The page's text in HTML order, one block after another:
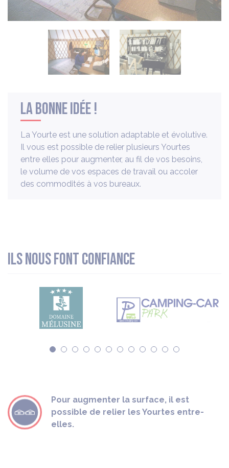
La bonne idée !
La Yourte est une solution adaptable et évolutive.
Il vous est possible de relier plusieurs Yourtes
entre elles pour augmenter, au fil de vos besoins,
le volume de vos espaces de travail ou accoler
des commodités à vos bureaux.
Ils nous font confiance
Pour augmenter la surface, il est
possible de relier les Yourtes entre-
elles.